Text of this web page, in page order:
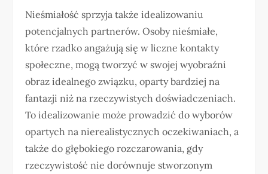
Nieśmiałość sprzyja także idealizowaniu
potencjalnych partnerów. Osoby nieśmiałe,
które rzadko angażują się w liczne kontakty
społeczne, mogą tworzyć w swojej wyobraźni
obraz idealnego związku, oparty bardziej na
fantazji niż na rzeczywistych doświadczeniach.
To idealizowanie może prowadzić do wyborów
opartych na nierealistycznych oczekiwaniach, a
także do głębokiego rozczarowania, gdy
rzeczywistość nie dorównuje stworzonym